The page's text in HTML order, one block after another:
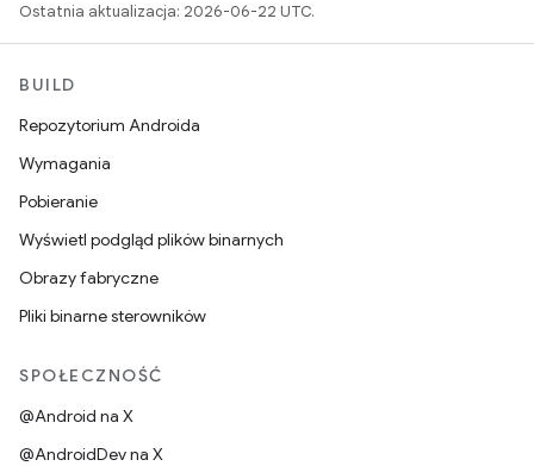
Ostatnia aktualizacja: 2026-06-22 UTC.
BUILD
Repozytorium Androida
Wymagania
Pobieranie
Wyświetl podgląd plików binarnych
Obrazy fabryczne
Pliki binarne sterowników
SPOŁECZNOŚĆ
@Android na X
@AndroidDev na X